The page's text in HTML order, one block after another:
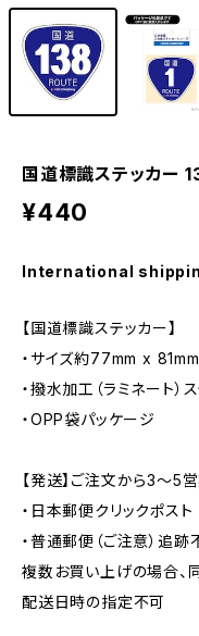
国道標識ステッカー
¥440
International
【国道標識ステッカー】
・サイズ約77mm x 81mm
・撥水加工（ラミネート）
・OPP袋パッケージ
【発送】ご注文から3〜5
・日本郵便クリックポスト
・普通郵便（ご注意）追
複数お買い上げの場合、
配送日時の指定不可